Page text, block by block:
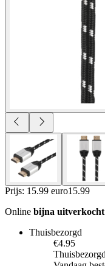
Prijs: 15.99 euro15.99
Online bijna uitverkocht
Thuisbezorgd
€4.95